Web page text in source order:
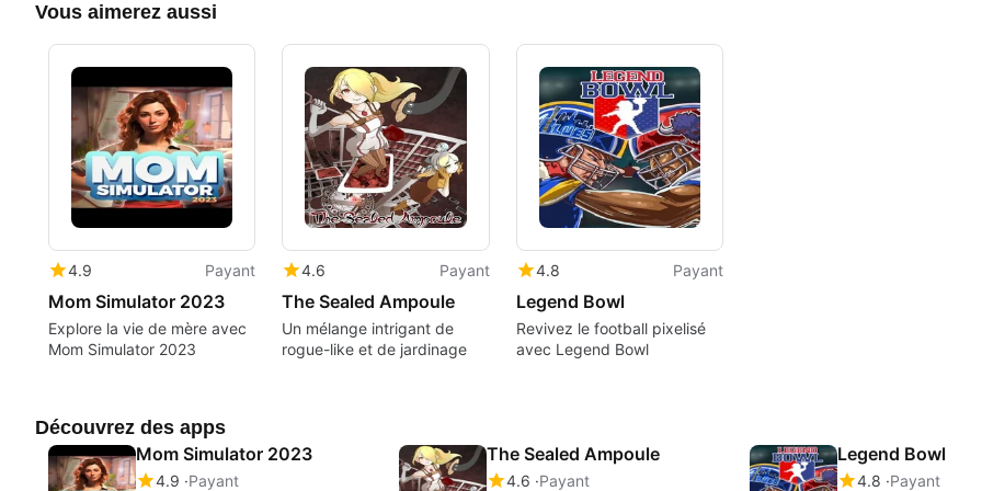
Vous aimerez aussi
4.9 Payant
Mom Simulator 2023
Explore la vie de mère avec
Mom Simulator 2023
4.6 Payant
The Sealed Ampoule
Un mélange intrigant de
rogue-like et de jardinage
4.8 Payant
Legend Bowl
Revivez le football pixelisé
avec Legend Bowl
Découvrez des apps
Mom Simulator 2023
4.9 Payant
The Sealed Ampoule
4.6 Payant
Legend Bowl
4.8 Payant